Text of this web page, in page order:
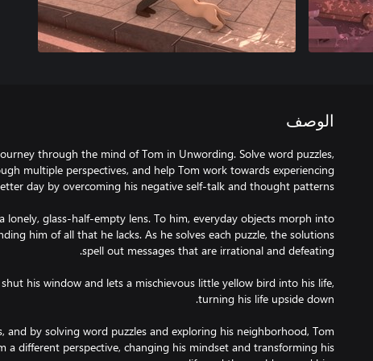
الوصف
through the mind of Tom in Unwording. Solve word puzzles,
multiple perspectives, and help Tom work towards experiencing
lonely, glass-half-empty lens. To him, everyday objects morph into
him of all that he lacks. As he solves each puzzle, the solutions
his window and lets a mischievous little yellow bird into his life,
and by solving word puzzles and exploring his neighborhood, Tom
a different perspective, changing his mindset and transforming his